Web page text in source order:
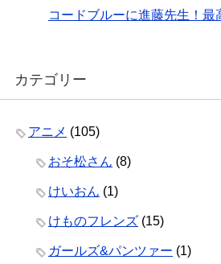
コードブルーに進藤先生！最
カテゴリー
アニメ (105)
おそ松さん (8)
けいおん (1)
けものフレンズ (15)
ガールズ&パンツァー (1)